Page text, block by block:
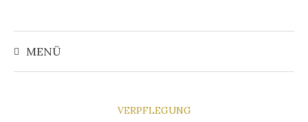
MENÜ
Suchen
VERPFLEGUNG